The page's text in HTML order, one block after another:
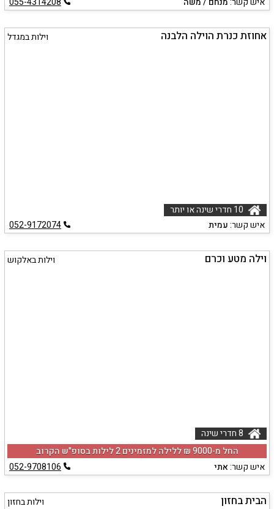
אחוזת כנרת הוילה הלבנה וילות במגדל
איש קשר:עמית 052-9172074
וילה מטע וכרם וילות באלקוש
החל מ-‏9000 ₪ ללילה למזמינים 2 לילות בסופ"ש הקרוב
איש קשר:אתי 052-9708106
הבית בחזון וילות בחזון